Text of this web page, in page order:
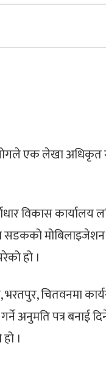
एक लेखा अधिकृत
विकास
सडकको
हो ।
चितवनमा
अनुमति पत्र बनाई
।